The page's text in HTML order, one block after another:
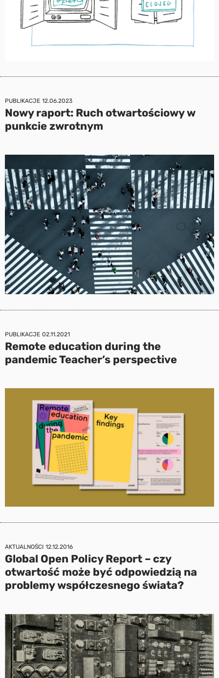
PUBLIKACJE 12.06.2023
Nowy raport: Ruch otwartościowy w
punkcie zwrotnym
PUBLIKACJE 02.11.2021
Remote education during the
pandemic Teacher’s perspective
AKTUALNOŚCI 12.12.2016
Global Open Policy Report – czy
otwartość może być odpowiedzią na
problemy współczesnego świata?